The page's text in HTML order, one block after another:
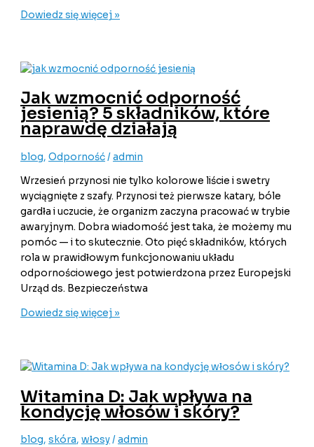
Dowiedz się więcej »
Jak wzmocnić odporność
jesienią? 5 składników, które
naprawdę działają
blog,Odporność/admin
Wrzesień przynosi nie tylko kolorowe liście i swetry
wyciągnięte z szafy. Przynosi też pierwsze katary, bóle
gardła i uczucie, że organizm zaczyna pracować w trybie
awaryjnym. Dobra wiadomość jest taka, że możemy mu
pomóc — i to skutecznie. Oto pięć składników, których
rola w prawidłowym funkcjonowaniu układu
odpornościowego jest potwierdzona przez Europejski
Urząd ds. Bezpieczeństwa
Dowiedz się więcej »
Witamina D: Jak wpływa na
kondycję włosów i skóry?
blog,skóra,włosy/admin